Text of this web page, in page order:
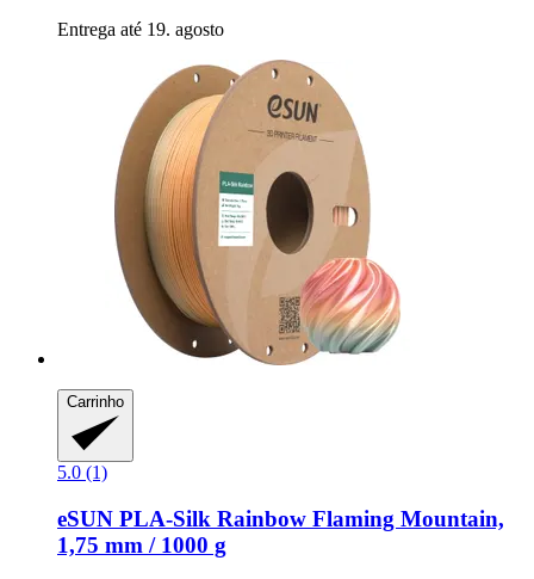
Entrega até 19. agosto
Carrinho
5.0 (1)
eSUN PLA-​Silk Rainbow Flaming Mountain,
1,75 mm / 1000 g